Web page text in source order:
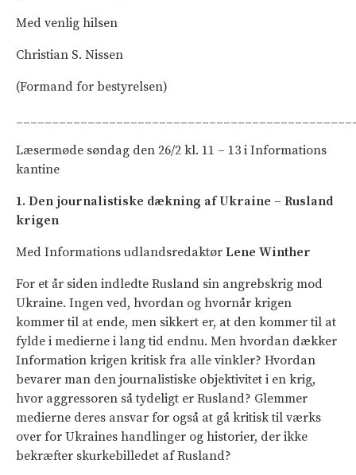
Med venlig hilsen
Christian S. Nissen
(Formand for bestyrelsen)
Læsermøde søndag den 26/2 kl. 11 – 13 i Informations
kantine
1. Den journalistiske dækning af Ukraine – Rusland
krigen
Med Informations udlandsredaktør Lene Winther
For et år siden indledte Rusland sin angrebskrig mod
Ukraine. Ingen ved, hvordan og hvornår krigen
kommer til at ende, men sikkert er, at den kommer til at
fylde i medierne i lang tid endnu. Men hvordan dækker
Information krigen kritisk fra alle vinkler? Hvordan
bevarer man den journalistiske objektivitet i en krig,
hvor aggressoren så tydeligt er Rusland? Glemmer
medierne deres ansvar for også at gå kritisk til værks
over for Ukraines handlinger og historier, der ikke
bekræfter skurkebilledet af Rusland?